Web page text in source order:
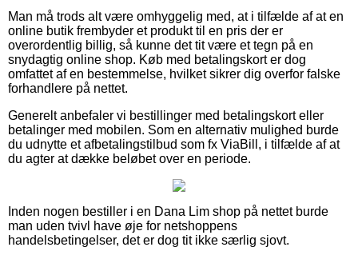
Man må trods alt være omhyggelig med, at i tilfælde af at en
online butik frembyder et produkt til en pris der er
overordentlig billig, så kunne det tit være et tegn på en
snydagtig online shop. Køb med betalingskort er dog
omfattet af en bestemmelse, hvilket sikrer dig overfor falske
forhandlere på nettet.
Generelt anbefaler vi bestillinger med betalingskort eller
betalinger med mobilen. Som en alternativ mulighed burde
du udnytte et afbetalingstilbud som fx ViaBill, i tilfælde af at
du agter at dække beløbet over en periode.
Inden nogen bestiller i en Dana Lim shop på nettet burde
man uden tvivl have øje for netshoppens
handelsbetingelser, det er dog tit ikke særlig sjovt.